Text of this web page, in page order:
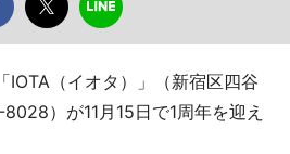
IOTA（イオタ）」（新宿区四谷
）が11月15日で1周年を迎え